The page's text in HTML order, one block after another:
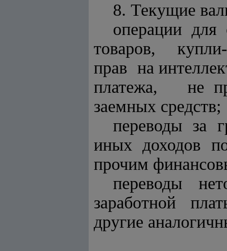
8. Текущие
операции для
товаров,
прав на
платежа, не
заемных средств;
переводы за
иных доходов
прочим
переводы
заработной
другие